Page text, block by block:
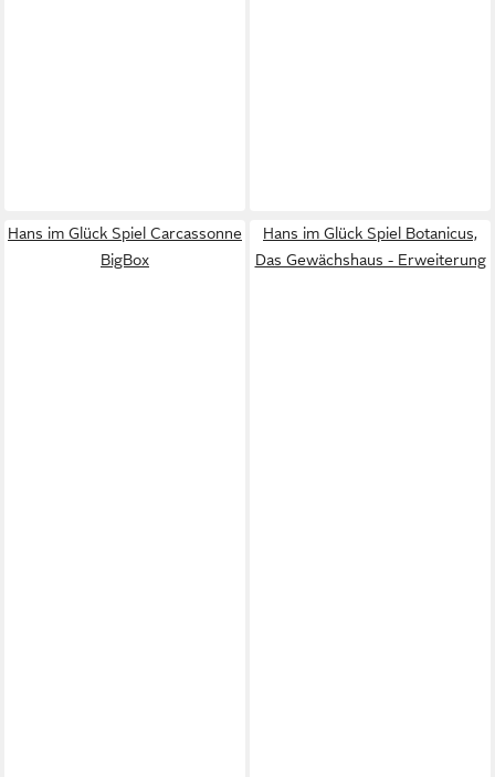
Hans im Glück Spiel Carcassonne
BigBox
Hans im Glück Spiel Botanicus,
Das Gewächshaus - Erweiterung